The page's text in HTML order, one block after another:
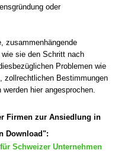
oder
zusammenhängende
sie den Schritt nach
Problemen wie
zollrechtlichen Bestimmungen
hier angesprochen.
Firmen zur Ansiedlung in
Download":
Schweizer Unternehmen